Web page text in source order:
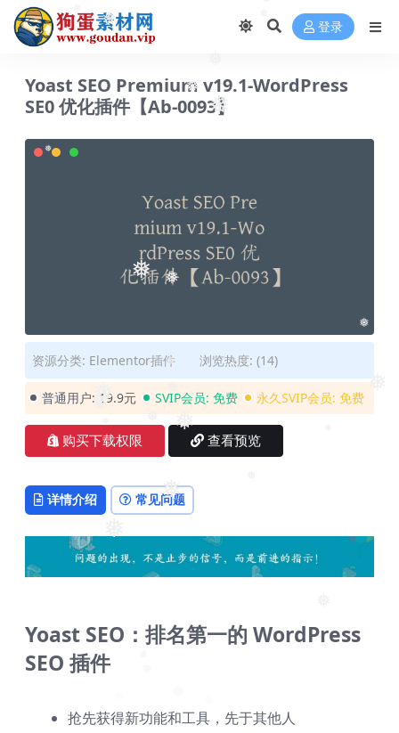
❅
❅
❅
❅
❅
❅
❅
❅
❅
❅
❅
❅
❅
❅
❅
❅
❅
❅
❅
❅
❅ 登录
Yoast SEO Premium v19.1-WordPress
SE0 优化插件【Ab-0093】
资源分类: Elementor插件 浏览热度: (14)
普通用户: 19.9元 SVIP会员: 免费 永久SVIP会员: 免费
购买下载权限 查看预览
详情介绍 常见问题
Yoast SEO：排名第一的 WordPress
SEO 插件
抢先获得新功能和工具，先于其他人